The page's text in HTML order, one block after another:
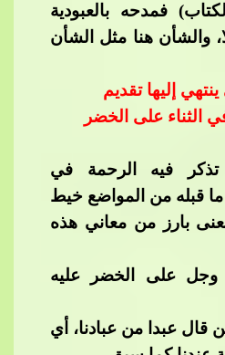
فمدحه بالعبودية
والشأن هنا مثل الشأن
إليها تقديم
الثناء على الخضر
فيه الرحمة في
ما قبله من المواضع خيط
بارز من معاني هذه
وجل على الخضر عليه
قال عبدا من عبادنا، أي